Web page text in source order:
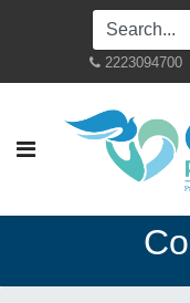
2223094700
Co